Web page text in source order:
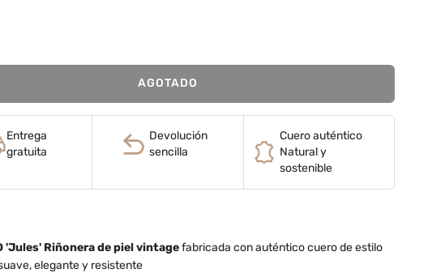
AGOTADO
Entrega
gratuita
Devolución
sencilla
Cuero auténtico
Natural y
sostenible
'Jules' Riñonera de piel vintagefabricada con auténtico cuero de estilo
elegante y resistente